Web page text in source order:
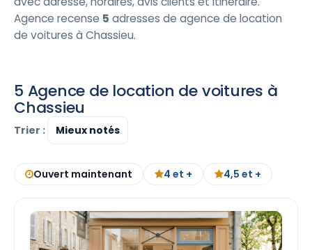
Agence recense 5 adresses de agence de location
de voitures à Chassieu.
5 Agence de location de voitures à
Chassieu
Trier :
Ouvert maintenant 4 et + 4,5 et +